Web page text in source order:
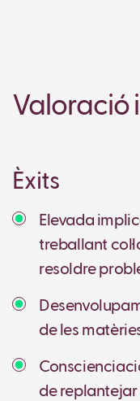
Valoració
Èxits
Elevada
treballant
resoldre
de les
de